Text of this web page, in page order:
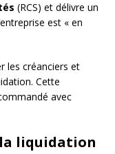
(RCS) et délivre un
est « en
les créanciers et
Cette
avec
liquidation